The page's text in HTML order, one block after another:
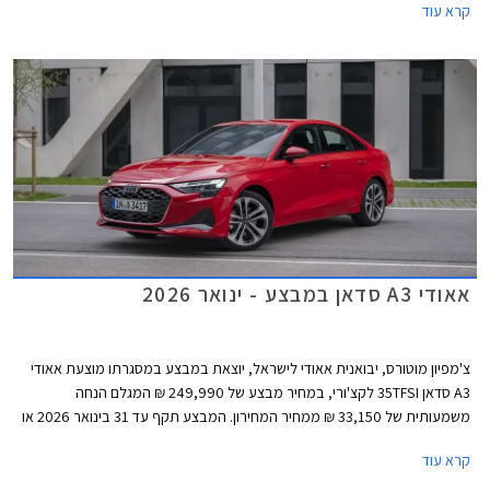
קרא עוד
אאודי A3 סדאן במבצע - ינואר 2026
צ'מפיון מוטורס, יבואנית אאודי לישראל, יוצאת במבצע במסגרתו מוצעת אאודי
A3 סדאן 35TFSI לקצ'ורי, במחיר מבצע של 249,990 ₪ המגלם הנחה
משמעותית של 33,150 ₪ ממחיר המחירון. המבצע תקף עד 31 בינואר 2026 או
קרא עוד